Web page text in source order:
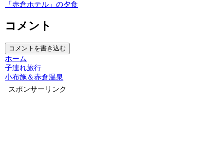
「赤倉ホテル」の夕食
コメント
コメントを書き込む
ホーム
子連れ旅行
小布施＆赤倉温泉
スポンサーリンク